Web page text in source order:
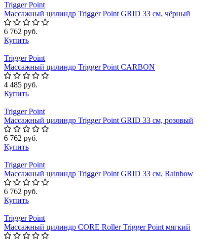
Trigger Point
Массажный цилиндр Trigger Point GRID 33 см, чёрный
6 762 руб.
Купить
Trigger Point
Массажный цилиндр Trigger Point CARBON
4 485 руб.
Купить
Trigger Point
Массажный цилиндр Trigger Point GRID 33 см, розовый
6 762 руб.
Купить
Trigger Point
Массажный цилиндр Trigger Point GRID 33 см, Rainbow
6 762 руб.
Купить
Trigger Point
Массажный цилиндр CORE Roller Trigger Point мягкий